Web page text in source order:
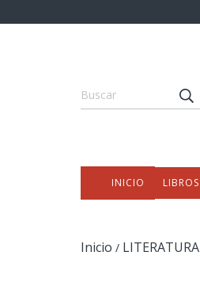
INICIO LIBROS
Inicio / LITERATURA